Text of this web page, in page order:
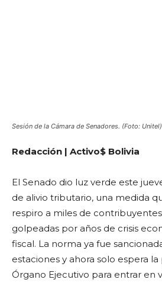
Sesión de la Cámara de Senadores. (Foto: Unitel)
Redacción | Activo$ Bolivia
El Senado dio luz verde este
de alivio tributario, una medida
respiro a miles de
golpeadas por años de crisis
fiscal. La norma ya fue
estaciones y ahora solo espera
Órgano Ejecutivo para entrar en